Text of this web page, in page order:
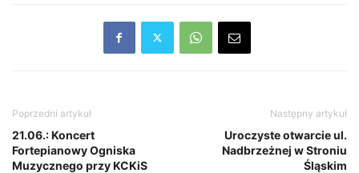
Poprzedni artykuł
21.06.: Koncert
Fortepianowy Ogniska
Muzycznego przy KCKiS
Następny artykuł
Uroczyste otwarcie ul.
Nadbrzeżnej w Stroniu
Śląskim